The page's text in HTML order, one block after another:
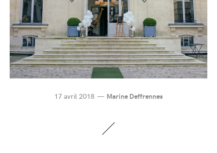
17 avril 2018 Marine Deffrennes